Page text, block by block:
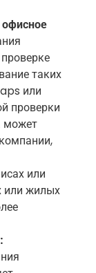
таких
или
проверки
может
или
или жилых